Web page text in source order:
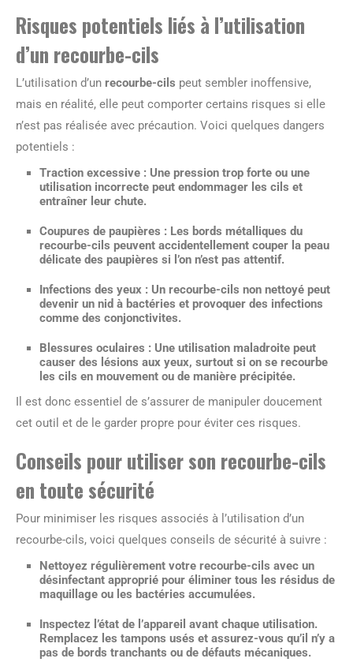
Risques potentiels liés à l’utilisation
d’un recourbe-cils
L’utilisation d’un recourbe-cils peut sembler inoffensive,
mais en réalité, elle peut comporter certains risques si elle
n’est pas réalisée avec précaution. Voici quelques dangers
potentiels :
Traction excessive : Une pression trop forte ou une
utilisation incorrecte peut endommager les cils et
entraîner leur chute.
Coupures de paupières : Les bords métalliques du
recourbe-cils peuvent accidentellement couper la peau
délicate des paupières si l’on n’est pas attentif.
Infections des yeux : Un recourbe-cils non nettoyé peut
devenir un nid à bactéries et provoquer des infections
comme des conjonctivites.
Blessures oculaires : Une utilisation maladroite peut
causer des lésions aux yeux, surtout si on se recourbe
les cils en mouvement ou de manière précipitée.
Il est donc essentiel de s’assurer de manipuler doucement
cet outil et de le garder propre pour éviter ces risques.
Conseils pour utiliser son recourbe-cils
en toute sécurité
Pour minimiser les risques associés à l’utilisation d’un
recourbe-cils, voici quelques conseils de sécurité à suivre :
Nettoyez régulièrement votre recourbe-cils avec un
désinfectant approprié pour éliminer tous les résidus de
maquillage ou les bactéries accumulées.
Inspectez l’état de l’appareil avant chaque utilisation.
Remplacez les tampons usés et assurez-vous qu’il n’y a
pas de bords tranchants ou de défauts mécaniques.